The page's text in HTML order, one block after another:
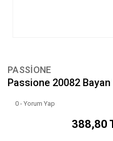
PASSİONE
Passione 20082
0 - Yorum Yap
388,80